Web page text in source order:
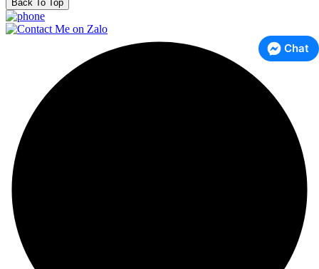
Back To Top
Chat